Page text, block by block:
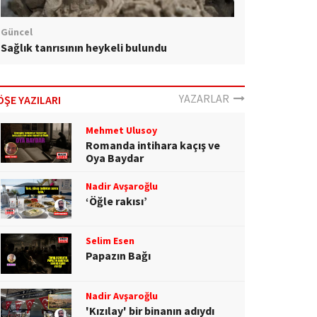
Güncel
Sağlık tanrısının heykeli bulundu
YAZILARI YAZARLAR
Mehmet Ulusoy
Romanda intihara kaçış ve
Oya Baydar
Nadir Avşaroğlu
‘Öğle rakısı’
Selim Esen
Papazın Bağı
Nadir Avşaroğlu
'Kızılay' bir binanın adıydı